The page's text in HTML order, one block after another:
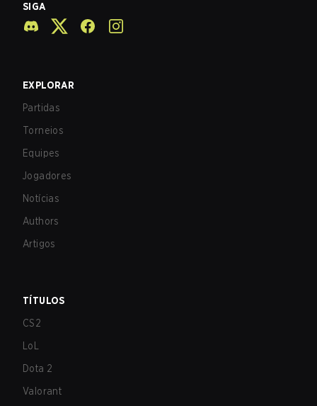
SIGA
EXPLORAR
Partidas
Torneios
Equipes
Jogadores
Notícias
Authors
Artigos
TÍTULOS
CS2
LoL
Dota 2
Valorant